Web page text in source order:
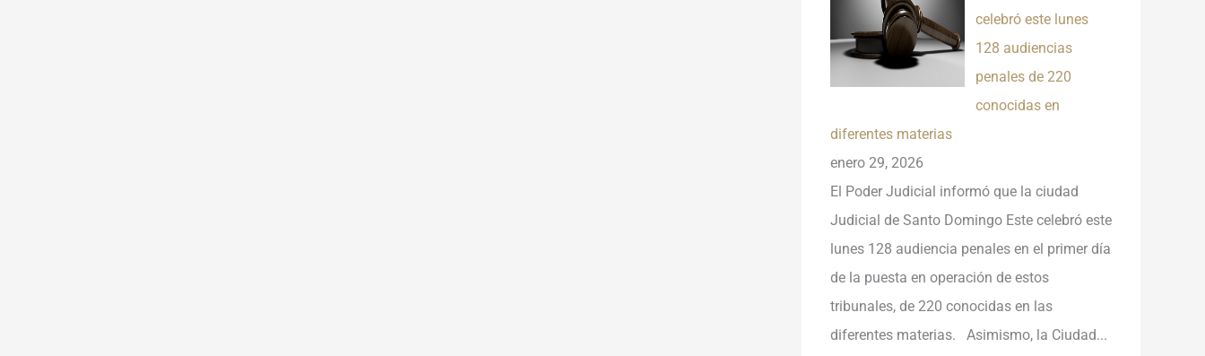
celebró este lunes
128 audiencias
penales de 220
conocidas en
diferentes materias
enero 29, 2026
El Poder Judicial informó que la ciudad
Judicial de Santo Domingo Este celebró este
lunes 128 audiencia penales en el primer día
de la puesta en operación de estos
tribunales, de 220 conocidas en las
diferentes materias. Asimismo, la Ciudad...